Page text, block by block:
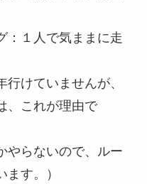
：１人で気ままに走
けていませんが、
、これが理由で
やらないので、ルー
す。）